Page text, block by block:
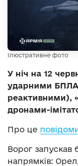
Ілюстративне фото
У ніч на 12
ударними БПЛА
реактивними),
дронами-
Про це
Ворог запускав
напрямків: